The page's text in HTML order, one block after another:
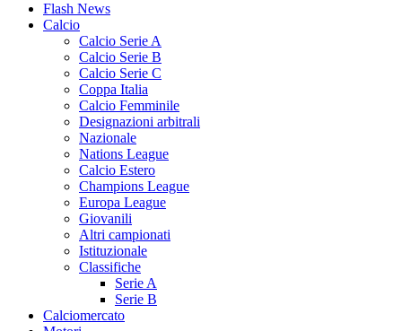
Flash News
Calcio
Calcio Serie A
Calcio Serie B
Calcio Serie C
Coppa Italia
Calcio Femminile
Designazioni arbitrali
Nazionale
Nations League
Calcio Estero
Champions League
Europa League
Giovanili
Altri campionati
Istituzionale
Classifiche
Serie A
Serie B
Calciomercato